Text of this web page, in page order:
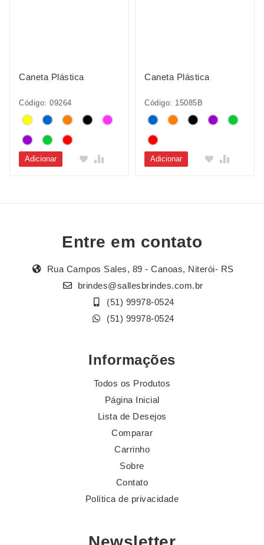
Caneta Plástica
Código: 09264
Adicionar
Caneta Plástica
Código: 15085B
Adicionar
Entre em contato
Rua Campos Sales, 89 - Canoas, Niterói- RS
brindes@sallesbrindes.com.br
(51) 99978-0524
(51) 99978-0524
Informações
Todos os Produtos
Página Inicial
Lista de Desejos
Comparar
Carrinho
Sobre
Contato
Política de privacidade